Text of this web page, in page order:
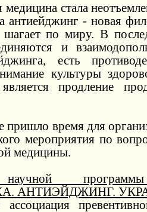
медицина стала
антиейджинг - новая
шагает по миру. В
и
есть
культуры
продление
пришло время для
мероприятия по
медицины.
научной
АНТИЭЙДЖИНГ.
ассоциация